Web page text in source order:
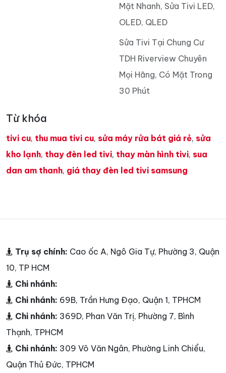
Mặt Nhanh, Sửa Tivi LED,
OLED, QLED
Sửa Tivi Tại Chung Cư
TDH Riverview Chuyên
Mọi Hãng, Có Mặt Trong
30 Phút
Từ khóa
tivi cu, thu mua tivi cu, sửa máy rửa bát giá rẻ, sửa
kho lạnh, thay đèn led tivi, thay màn hình tivi, sua
dan am thanh, giá thay đèn led tivi samsung
Trụ sợ chính: Cao ốc A, Ngô Gia Tự, Phường 3, Quận
10, TP HCM
Chi nhánh:
Chi nhánh: 69B, Trần Hưng Đạo, Quận 1, TPHCM
Chi nhánh: 369D, Phan Văn Trị, Phường 7, Bình
Thạnh, TPHCM
Chi nhánh: 309 Võ Văn Ngân, Phường Linh Chiểu,
Quận Thủ Đức, TPHCM